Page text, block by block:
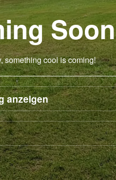
Soon
something cool is coming!
anzeigen